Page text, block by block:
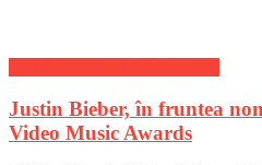
Justin Bieber, în fruntea
Video Music Awards